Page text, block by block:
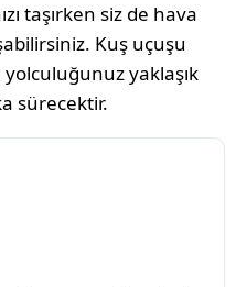
taşırken siz de hava
Kuş uçuşu
yaklaşık
sürecektir.